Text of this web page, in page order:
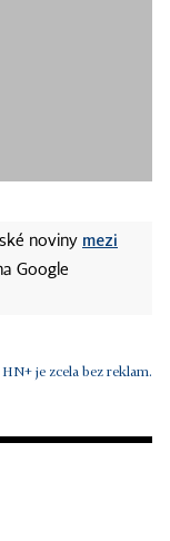
noviny mezi
Google
je zcela bez reklam.